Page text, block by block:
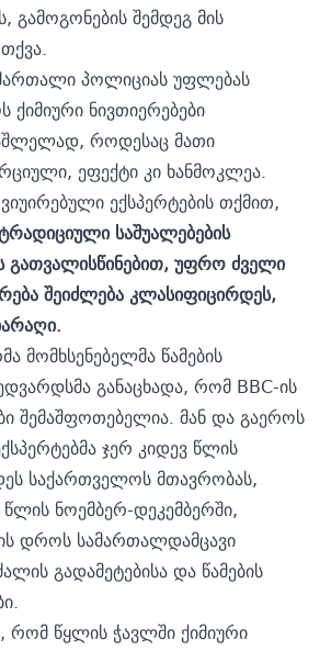
გამოგონების შემდეგ მის
პოლიციას უფლებას
ქიმიური ნივთიერებები
როდესაც მათი
ეფექტი კი ხანმოკლეა.
ექსპერტების თქმით,
საშუალებების
გათვალისწინებით, უფრო ძველი
შეიძლება კლასიფიცირდეს,
მომხსენებელმა წამების
განაცხადა, რომ BBC-ის
შემაშფოთებელია. მან და გაეროს
ჯერ კიდევ წლის
საქართველოს მთავრობას,
ნოემბერ-დეკემბერში,
დროს სამართალდამცავი
გადამეტებისა და წამების
რომ წყლის ჭავლში ქიმიური